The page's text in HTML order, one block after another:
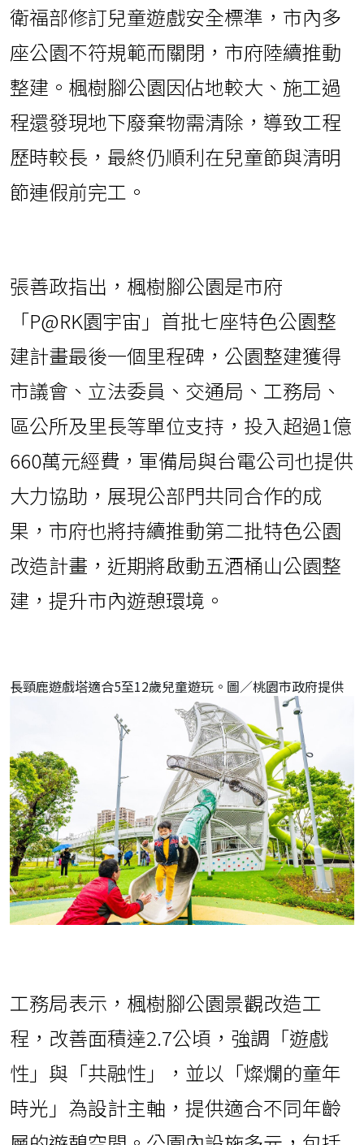
衛福部修訂兒童遊戲安全標準，市內多
座公園不符規範而關閉，市府陸續推動
整建。楓樹腳公園因佔地較大、施工過
程還發現地下廢棄物需清除，導致工程
歷時較長，最終仍順利在兒童節與清明
節連假前完工。
張善政指出，楓樹腳公園是市府
「P@RK園宇宙」首批七座特色公園整
建計畫最後一個里程碑，公園整建獲得
市議會、立法委員、交通局、工務局、
區公所及里長等單位支持，投入超過1億
660萬元經費，軍備局與台電公司也提供
大力協助，展現公部門共同合作的成
果，市府也將持續推動第二批特色公園
改造計畫，近期將啟動五酒桶山公園整
建，提升市內遊憩環境。
長頸鹿遊戲塔適合5至12歲兒童遊玩。圖／桃園市政府提供
工務局表示，楓樹腳公園景觀改造工
程，改善面積達2.7公頃，強調「遊戲
性」與「共融性」，並以「燦爛的童年
時光」為設計主軸，提供適合不同年齡